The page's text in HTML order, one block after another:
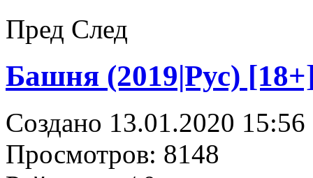
Пред След
Башня (2019|Рус)
Создано 13.01.2020 15:56
Просмотров: 8148